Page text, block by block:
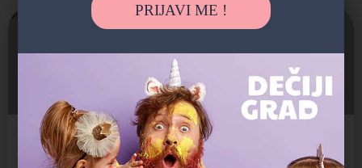
Školica sporta STEPA - Novi Beograd
Za zdrav i pravilan razvoj dece!
PRIJAVI ME !